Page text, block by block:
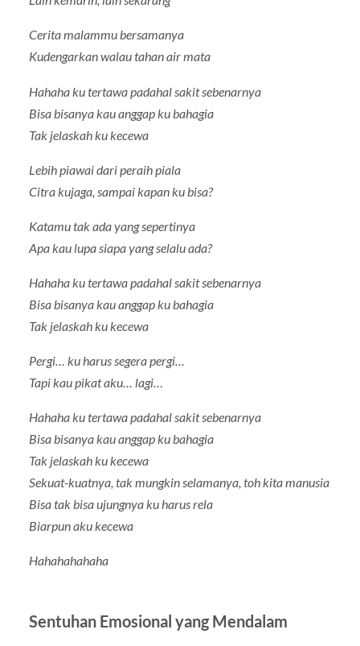
Cerita malammu bersamanya
Kudengarkan walau tahan air mata
Hahaha ku tertawa padahal sakit sebenarnya
Bisa bisanya kau anggap ku bahagia
Tak jelaskah ku kecewa
Lebih piawai dari peraih piala
Citra kujaga, sampai kapan ku bisa?
Katamu tak ada yang sepertinya
Apa kau lupa siapa yang selalu ada?
Hahaha ku tertawa padahal sakit sebenarnya
Bisa bisanya kau anggap ku bahagia
Tak jelaskah ku kecewa
Pergi… ku harus segera pergi…
Tapi kau pikat aku… lagi…
Hahaha ku tertawa padahal sakit sebenarnya
Bisa bisanya kau anggap ku bahagia
Tak jelaskah ku kecewa
Sekuat-kuatnya, tak mungkin selamanya, toh kita manusia
Bisa tak bisa ujungnya ku harus rela
Biarpun aku kecewa
Hahahahahaha
Sentuhan Emosional yang Mendalam